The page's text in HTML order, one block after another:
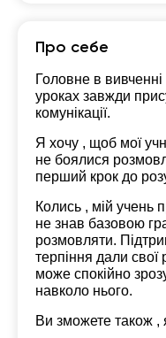
Про себе
Головне в
уроках завжди
комунікації.
Я хочу , щоб мої
не боялися
перший крок до
Колись , мій учень
не знав базовою
розмовляти.
терпіння дали свої
може спокійно
навколо нього.
Ви зможете також ,